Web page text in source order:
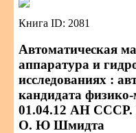
Книга ID: 2081
Автоматическая
аппаратура и
исследованиях :
кандидата
01.04.12 АН СССР.
О. Ю Шмидта